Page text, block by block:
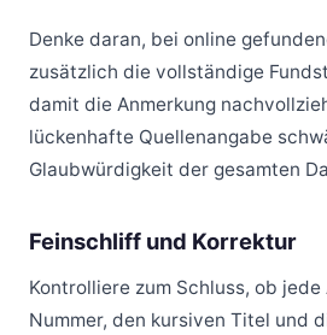
Denke daran, bei online
zusätzlich die vollständige
damit die Anmerkung
lückenhafte Quellenangabe
Glaubwürdigkeit der gesamten
Feinschliff und Korrektur
Kontrolliere zum Schluss, ob
Nummer, den kursiven Titel und